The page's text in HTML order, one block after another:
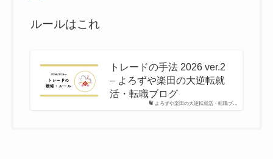
ルールはこれ
よろずや楽田の大逆転就活・転職ブ…
トレードの手法 2026 ver.2
– よろずや楽田の大逆転就
活・転職ブログ